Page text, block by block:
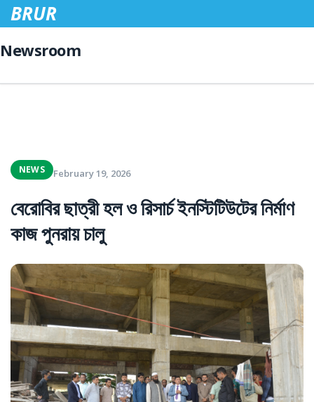
BRUR
Newsroom
NEWS February 19, 2026
বেরোবির ছাত্রী হল ও রিসার্চ ইনস্টিটিউটের নির্মাণ
কাজ পুনরায় চালু